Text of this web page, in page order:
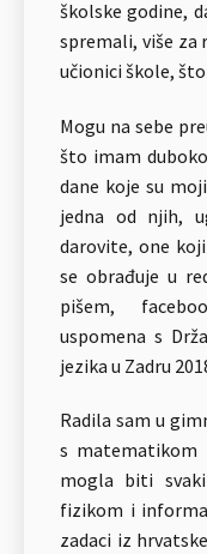
školske godine,
spremali, više za
učionici škole,
Mogu na sebe
što imam
dane koje su
jedna od njih,
darovite, one
se obrađuje u
pišem,
uspomena s
jezika u Zadru
Radila sam u
s matematikom
mogla biti
fizikom i
zadaci iz